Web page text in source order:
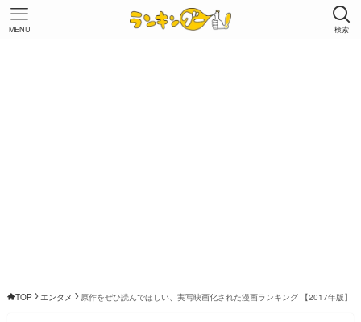
検索
MENU
TOP エンタメ 原作をぜひ読んでほしい、実写映画化された漫画ランキング 【2017年版】